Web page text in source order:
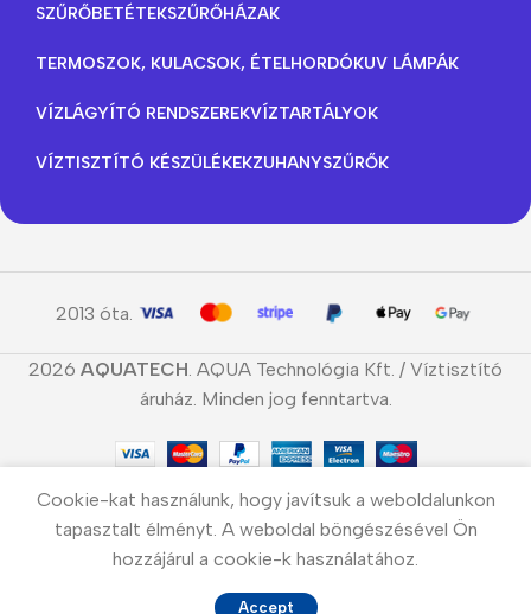
SZŰRŐBETÉTEKSZŰRŐHÁZAK
TERMOSZOK, KULACSOK, ÉTELHORDÓKUV LÁMPÁK
VÍZLÁGYÍTÓ RENDSZEREKVÍZTARTÁLYOK
VÍZTISZTÍTÓ KÉSZÜLÉKEKZUHANYSZŰRŐK
2013 óta.
2026 AQUATECH. AQUA Technológia Kft. / Víztisztító
áruház. Minden jog fenntartva.
Cookie-kat használunk, hogy javítsuk a weboldalunkon
tapasztalt élményt. A weboldal böngészésével Ön
hozzájárul a cookie-k használatához.
Accept